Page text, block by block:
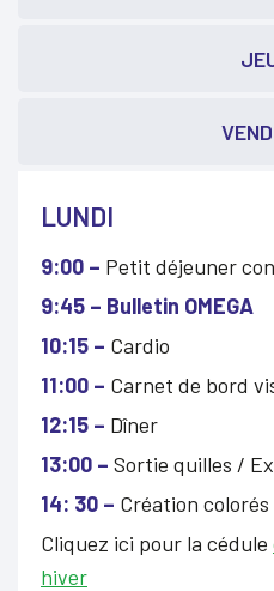
LUNDI
9:00 – Petit déjeuner
9:45 – Bulletin OMEGA
10:15 – Cardio
11:00 – Carnet de bord
12:15 – Dîner
13:00 – Sortie quilles /
14: 30 – Création colorés
Cliquez ici pour la cédule
hiver